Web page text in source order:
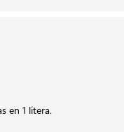
en 1 litera.